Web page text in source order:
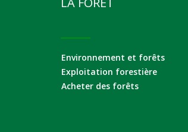
Environnement et forêts
Exploitation forestière
Acheter des forêts